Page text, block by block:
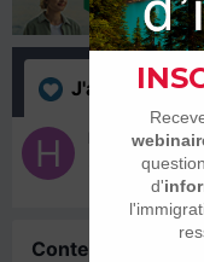
J'aime (1)
hnadir
22 février 2016
Contenu similaire